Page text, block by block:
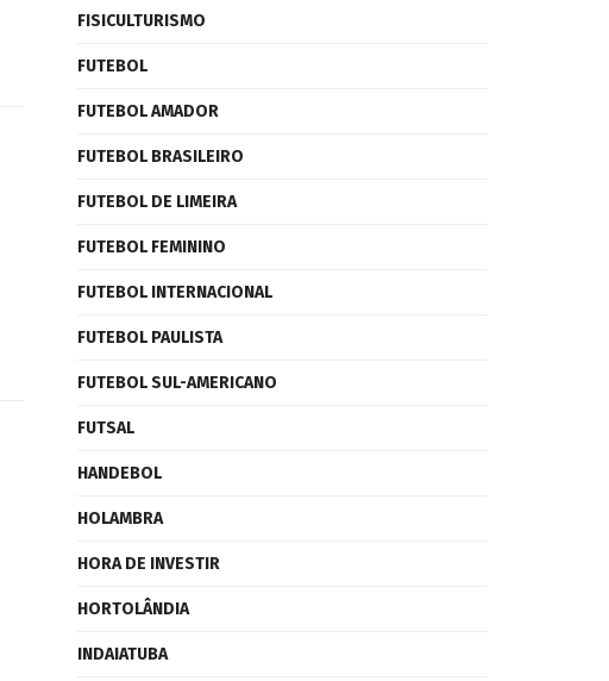
FISICULTURISMO
FUTEBOL
FUTEBOL AMADOR
FUTEBOL BRASILEIRO
FUTEBOL DE LIMEIRA
FUTEBOL FEMININO
FUTEBOL INTERNACIONAL
FUTEBOL PAULISTA
FUTEBOL SUL-AMERICANO
FUTSAL
HANDEBOL
HOLAMBRA
HORA DE INVESTIR
HORTOLÂNDIA
INDAIATUBA